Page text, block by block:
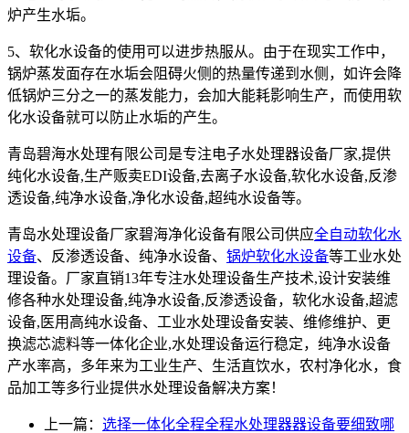
炉产生水垢。
5、软化水设备的使用可以进步热服从。由于在现实工作中，
锅炉蒸发面存在水垢会阻碍火侧的热量传递到水侧，如许会降
低锅炉三分之一的蒸发能力，会加大能耗影响生产，而使用软
化水设备就可以防止水垢的产生。
青岛碧海水处理有限公司是专注电子水处理器设备厂家,提供
纯化水设备,生产贩卖EDI设备,去离子水设备,软化水设备,反渗
透设备,纯净水设备,净化水设备,超纯水设备等。
青岛水处理设备厂家碧海净化设备有限公司供应全自动软化水
设备、反渗透设备、纯净水设备、 锅炉软化水设备等工业水处
理设备。厂家直销13年专注水处理设备生产技术,设计安装维
修各种水处理设备,纯净水设备,反渗透设备，软化水设备,超滤
设备,医用高纯水设备、工业水处理设备安装、维修维护、更
换滤芯滤料等一体化企业,水处理设备运行稳定，纯净水设备
产水率高，多年来为工业生产、生活直饮水，农村净化水，食
品加工等多行业提供水处理设备解决方案！
上一篇： 选择一体化全程全程水处理器器设备要细致哪